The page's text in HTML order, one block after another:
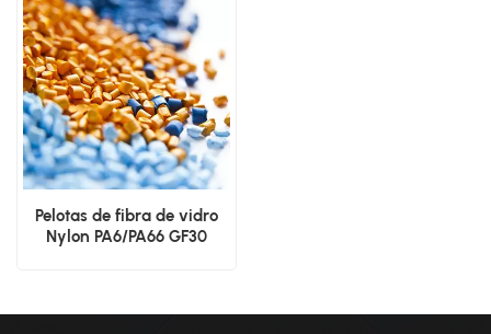
Pelotas de fibra de vidro
Nylon PA6/PA66 GF30